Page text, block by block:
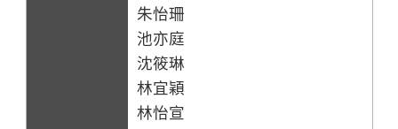
朱怡珊
池亦庭
沈筱琳
林宜穎
林怡宣